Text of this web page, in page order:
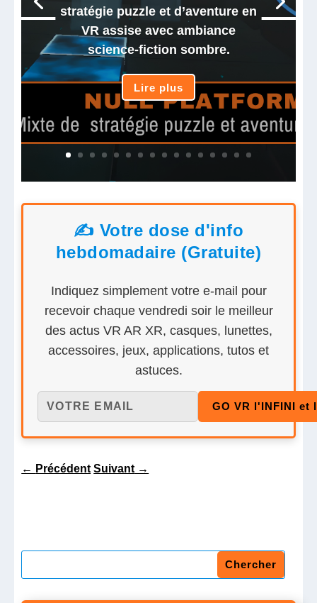
stratégie puzzle et d’aventure en
VR assise avec ambiance
science-fiction sombre.
Lire plus
✍️ Votre dose d'info
hebdomadaire (Gratuite)
Indiquez simplement votre e-mail pour
recevoir chaque vendredi soir le meilleur
des actus VR AR XR, casques, lunettes,
accessoires, jeux, applications, tutos et
astuces.
← Précédent Suivant →